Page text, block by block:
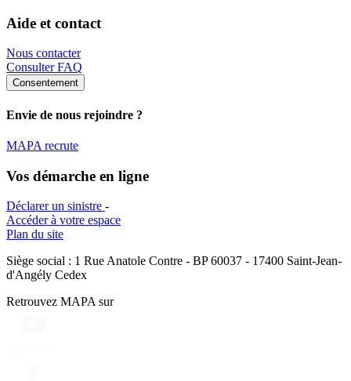
Aide et contact
Nous contacter
Consulter FAQ
Consentement
Envie de nous rejoindre ?
MAPA recrute
Vos démarche en ligne
Déclarer un sinistre -
Accéder à votre espace
Plan du site
Siège social : 1 Rue Anatole Contre - BP 60037 - 17400 Saint-Jean-
d'Angély Cedex
Retrouvez MAPA sur